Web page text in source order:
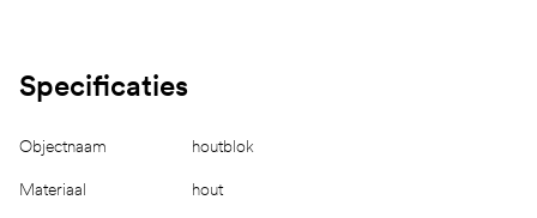
Specificaties
Objectnaam houtblok
Materiaal hout